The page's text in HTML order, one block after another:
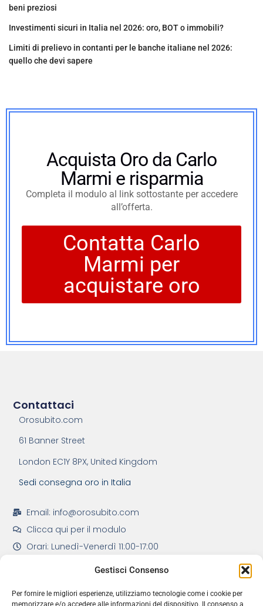
Gestisci Consenso
Per fornire le migliori esperienze, utilizziamo tecnologie come i cookie per
memorizzare e/o accedere alle informazioni del dispositivo. Il consenso a
beni preziosi
Investimenti sicuri in Italia nel 2026: oro, BOT o immobili?
Limiti di prelievo in contanti per le banche italiane nel 2026:
quello che devi sapere
Acquista Oro da Carlo
Marmi e risparmia
Completa il modulo al link sottostante per accedere
all’offerta.
Contatta Carlo
Marmi per
acquistare oro
Contattaci
Orosubito.com
61 Banner Street
London EC1Y 8PX, United Kingdom
Sedi consegna oro in Italia
Email: info@orosubito.com
Clicca qui per il modulo
Orari: Lunedì-Venerdì 11:00-17:00